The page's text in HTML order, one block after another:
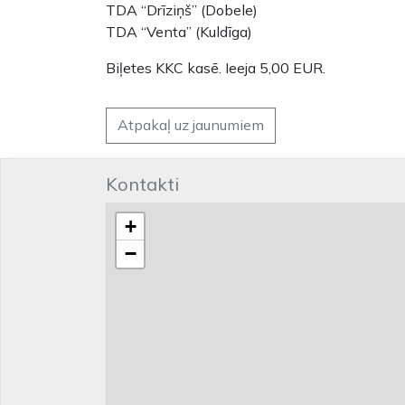
TDA “Drīziņš” (Dobele)
TDA “Venta” (Kuldīga)
Biļetes KKC kasē. Ieeja 5,00 EUR.
Atpakaļ uz jaunumiem
Kontakti
+
−